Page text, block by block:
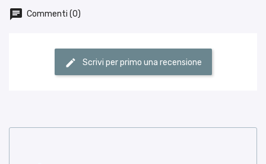
Commenti (0)
Scrivi per primo una recensione